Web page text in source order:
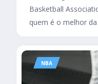
Basketball
quem é o melhor
NBA